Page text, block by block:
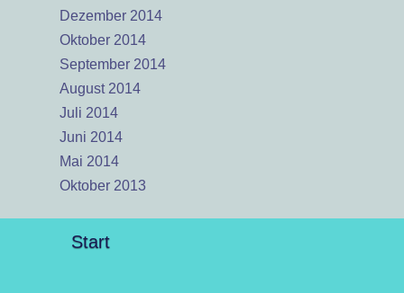
Dezember 2014
Oktober 2014
September 2014
August 2014
Juli 2014
Juni 2014
Mai 2014
Oktober 2013
Start